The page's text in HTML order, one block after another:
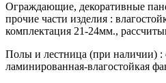
Ограждающие, декоративные
прочие части изделия :
комплектация 21-24мм.,
Полы и лестница (при наличии) :
ламинированная-влагостойкая